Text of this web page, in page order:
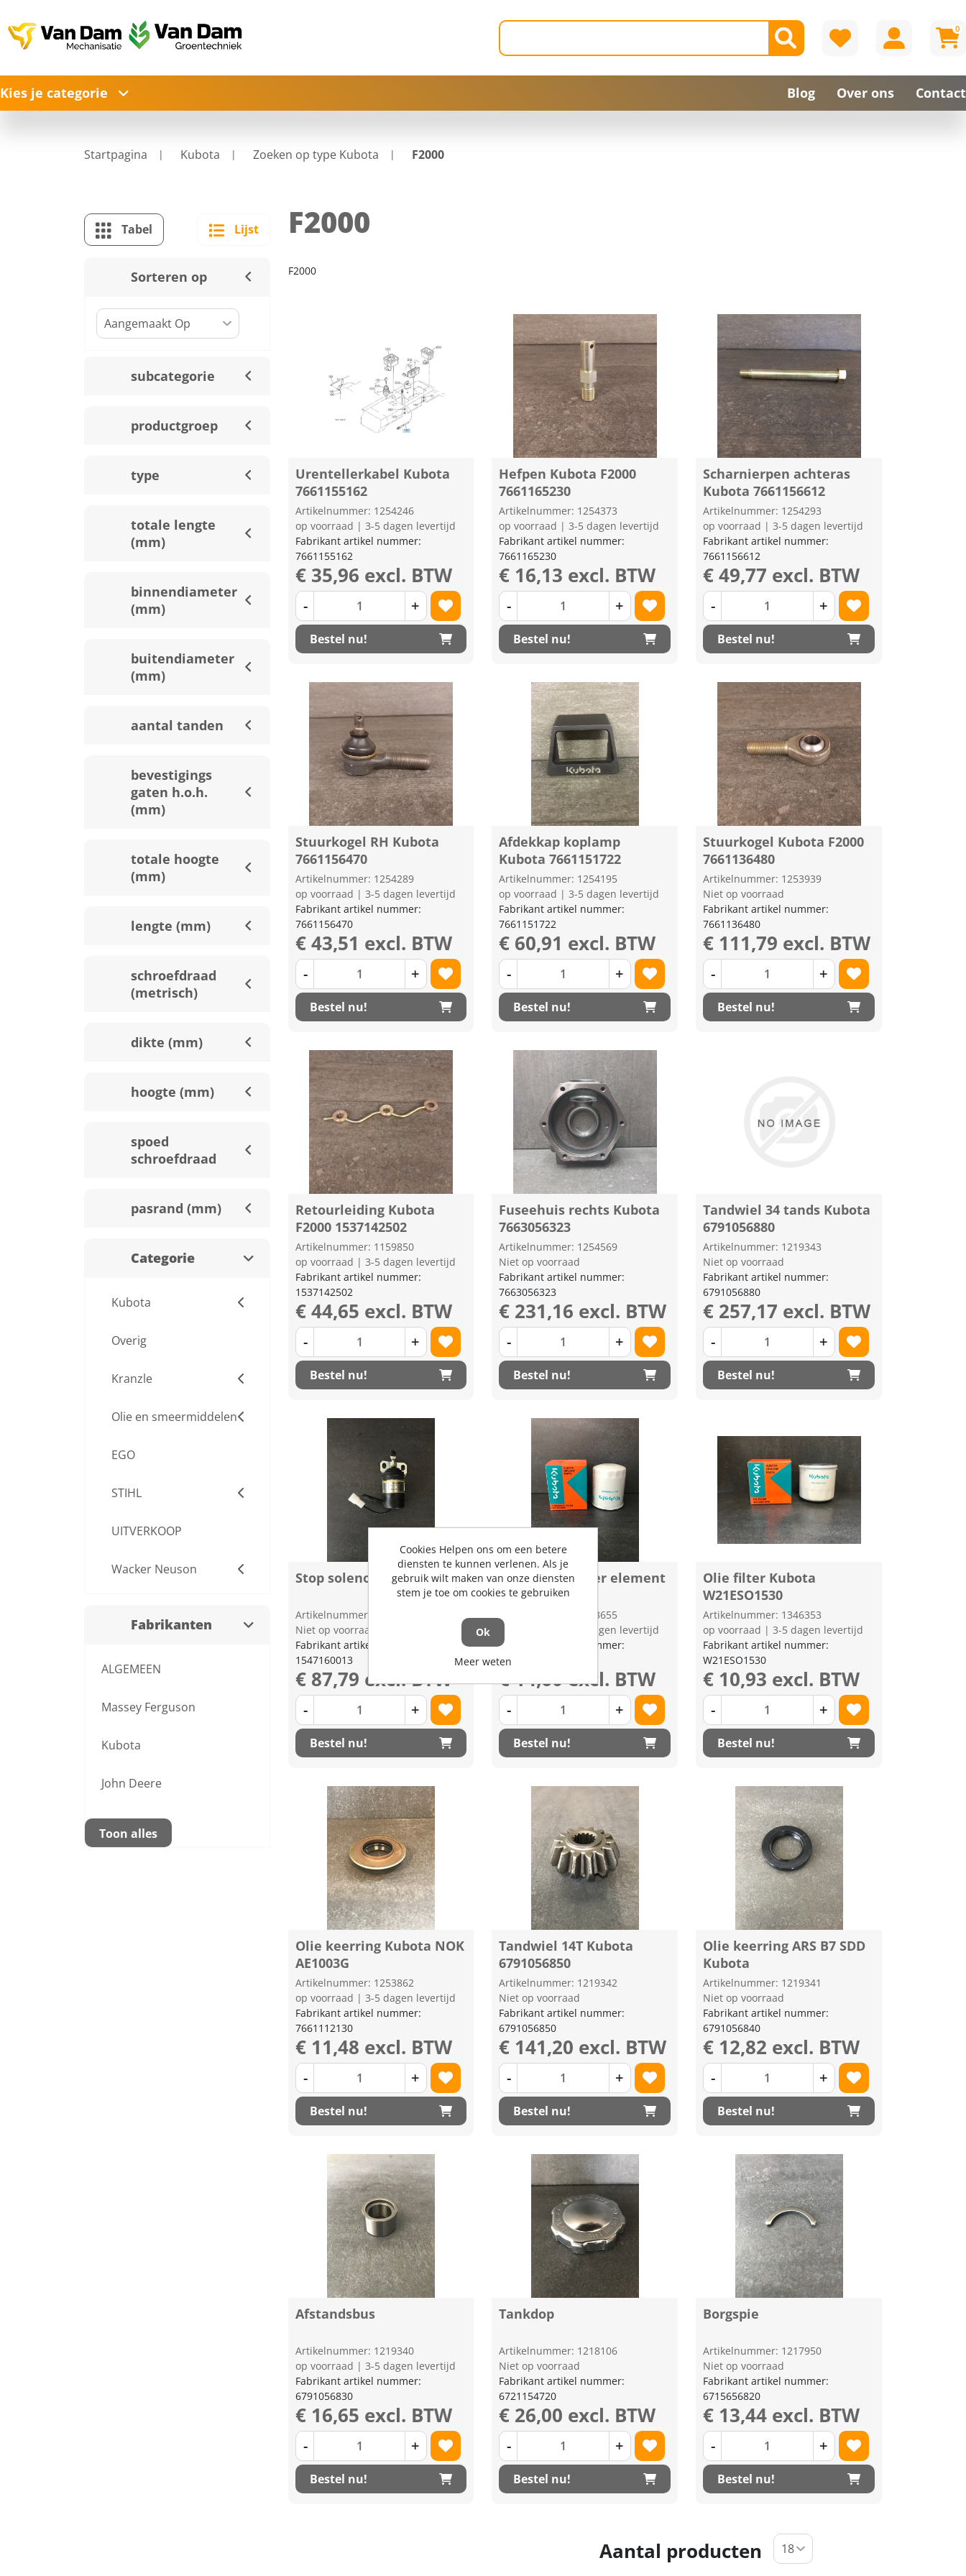
0
Kies je categorie Blog Over ons Contact
Startpagina Kubota Zoeken op type Kubota F2000
Tabel Lijst
Sorteren op
subcategorie
productgroep
type
totale lengte
(mm)
binnendiameter
(mm)
buitendiameter
(mm)
aantal tanden
bevestigings
gaten h.o.h.
(mm)
totale hoogte
(mm)
lengte (mm)
schroefdraad
(metrisch)
dikte (mm)
hoogte (mm)
spoed
schroefdraad
pasrand (mm)
Categorie
Kubota
Overig
Kranzle
Olie en smeermiddelen
EGO
STIHL
UITVERKOOP
Wacker Neuson
Fabrikanten
ALGEMEEN
Massey Ferguson
Kubota
John Deere
Toon alles
F2000
F2000
Urentellerkabel Kubota
7661155162
Artikelnummer: 1254246
op voorraad | 3-5 dagen levertijd
Fabrikant artikel nummer:
7661155162
€ 35,96 excl. BTW
- +
Bestel nu!
Hefpen Kubota F2000
7661165230
Artikelnummer: 1254373
op voorraad | 3-5 dagen levertijd
Fabrikant artikel nummer:
7661165230
€ 16,13 excl. BTW
- +
Bestel nu!
Scharnierpen achteras
Kubota 7661156612
Artikelnummer: 1254293
op voorraad | 3-5 dagen levertijd
Fabrikant artikel nummer:
7661156612
€ 49,77 excl. BTW
- +
Bestel nu!
Stuurkogel RH Kubota
7661156470
Artikelnummer: 1254289
op voorraad | 3-5 dagen levertijd
Fabrikant artikel nummer:
7661156470
€ 43,51 excl. BTW
- +
Bestel nu!
Afdekkap koplamp
Kubota 7661151722
Artikelnummer: 1254195
op voorraad | 3-5 dagen levertijd
Fabrikant artikel nummer:
7661151722
€ 60,91 excl. BTW
- +
Bestel nu!
Stuurkogel Kubota F2000
7661136480
Artikelnummer: 1253939
Niet op voorraad
Fabrikant artikel nummer:
7661136480
€ 111,79 excl. BTW
- +
Bestel nu!
Retourleiding Kubota
F2000 1537142502
Artikelnummer: 1159850
op voorraad | 3-5 dagen levertijd
Fabrikant artikel nummer:
1537142502
€ 44,65 excl. BTW
- +
Bestel nu!
Fuseehuis rechts Kubota
7663056323
Artikelnummer: 1254569
Niet op voorraad
Fabrikant artikel nummer:
7663056323
€ 231,16 excl. BTW
- +
Bestel nu!
Tandwiel 34 tands Kubota
6791056880
Artikelnummer: 1219343
Niet op voorraad
Fabrikant artikel nummer:
6791056880
€ 257,17 excl. BTW
- +
Bestel nu!
Stop solenoide
Artikelnummer: 1978398
Niet op voorraad
Fabrikant artikel nummer:
1547160013
€ 87,79 excl. BTW
- +
Bestel nu!
Hydrauliek filter element
(HH660-36060)
Artikelnummer: 1353655
op voorraad | 3-5 dagen levertijd
Fabrikant artikel nummer:
W21TSH6600
€ 14,60 excl. BTW
- +
Bestel nu!
Olie filter Kubota
W21ESO1530
Artikelnummer: 1346353
op voorraad | 3-5 dagen levertijd
Fabrikant artikel nummer:
W21ESO1530
€ 10,93 excl. BTW
- +
Bestel nu!
Olie keerring Kubota NOK
AE1003G
Artikelnummer: 1253862
op voorraad | 3-5 dagen levertijd
Fabrikant artikel nummer:
7661112130
€ 11,48 excl. BTW
- +
Bestel nu!
Tandwiel 14T Kubota
6791056850
Artikelnummer: 1219342
Niet op voorraad
Fabrikant artikel nummer:
6791056850
€ 141,20 excl. BTW
- +
Bestel nu!
Olie keerring ARS B7 SDD
Kubota
Artikelnummer: 1219341
Niet op voorraad
Fabrikant artikel nummer:
6791056840
€ 12,82 excl. BTW
- +
Bestel nu!
Afstandsbus
Artikelnummer: 1219340
op voorraad | 3-5 dagen levertijd
Fabrikant artikel nummer:
6791056830
€ 16,65 excl. BTW
- +
Bestel nu!
Tankdop
Artikelnummer: 1218106
Niet op voorraad
Fabrikant artikel nummer:
6721154720
€ 26,00 excl. BTW
- +
Bestel nu!
Borgspie
Artikelnummer: 1217950
Niet op voorraad
Fabrikant artikel nummer:
6715656820
€ 13,44 excl. BTW
- +
Bestel nu!
Aantal producten
Cookies Helpen ons om een betere
diensten te kunnen verlenen. Als je
gebruik wilt maken van onze diensten
stem je toe om cookies te gebruiken
Ok
Meer weten